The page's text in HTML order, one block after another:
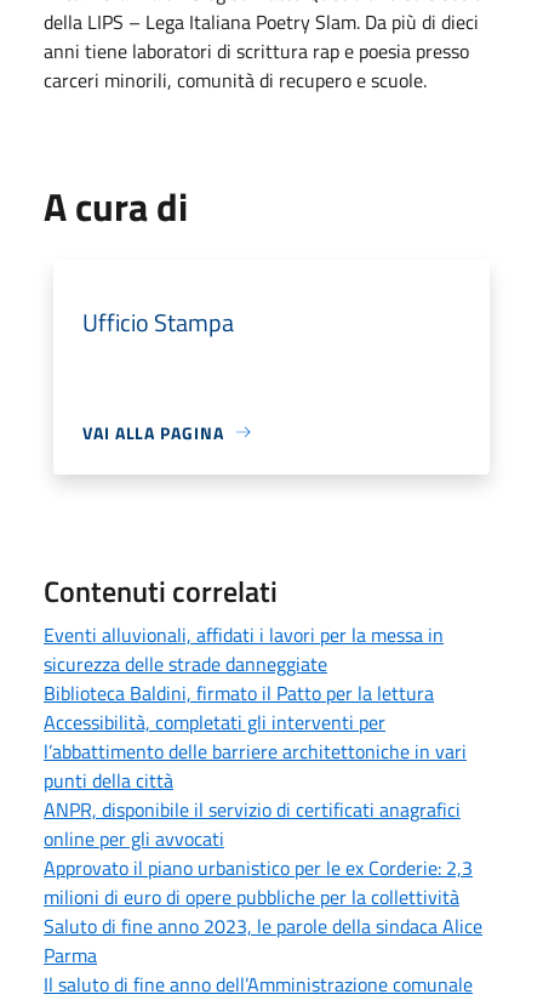
della LIPS – Lega Italiana Poetry Slam. Da più di dieci
anni tiene laboratori di scrittura rap e poesia presso
carceri minorili, comunità di recupero e scuole.
A cura di
Ufficio Stampa
VAI ALLA PAGINA
Contenuti correlati
Eventi alluvionali, affidati i lavori per la messa in
sicurezza delle strade danneggiate
Biblioteca Baldini, firmato il Patto per la lettura
Accessibilità, completati gli interventi per
l’abbattimento delle barriere architettoniche in vari
punti della città
ANPR, disponibile il servizio di certificati anagrafici
online per gli avvocati
Approvato il piano urbanistico per le ex Corderie: 2,3
milioni di euro di opere pubbliche per la collettività
Saluto di fine anno 2023, le parole della sindaca Alice
Parma
Il saluto di fine anno dell’Amministrazione comunale